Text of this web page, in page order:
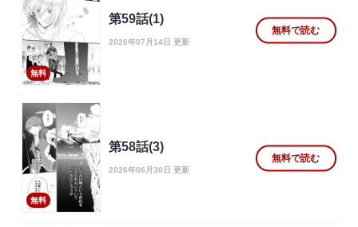
無料
第59話(1)
2026年07月14日 更新
無料で読む
無料
第58話(3)
2026年06月30日 更新
無料で読む